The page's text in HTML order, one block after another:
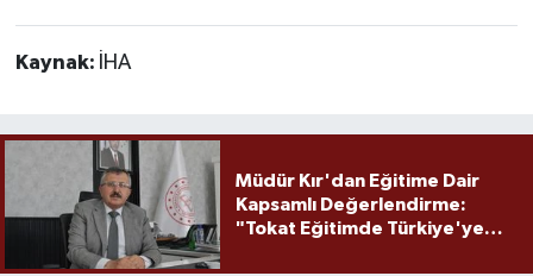
Kaynak: İHA
Müdür Kır'dan Eğitime Dair
Kapsamlı Değerlendirme:
"Tokat Eğitimde Türkiye'ye